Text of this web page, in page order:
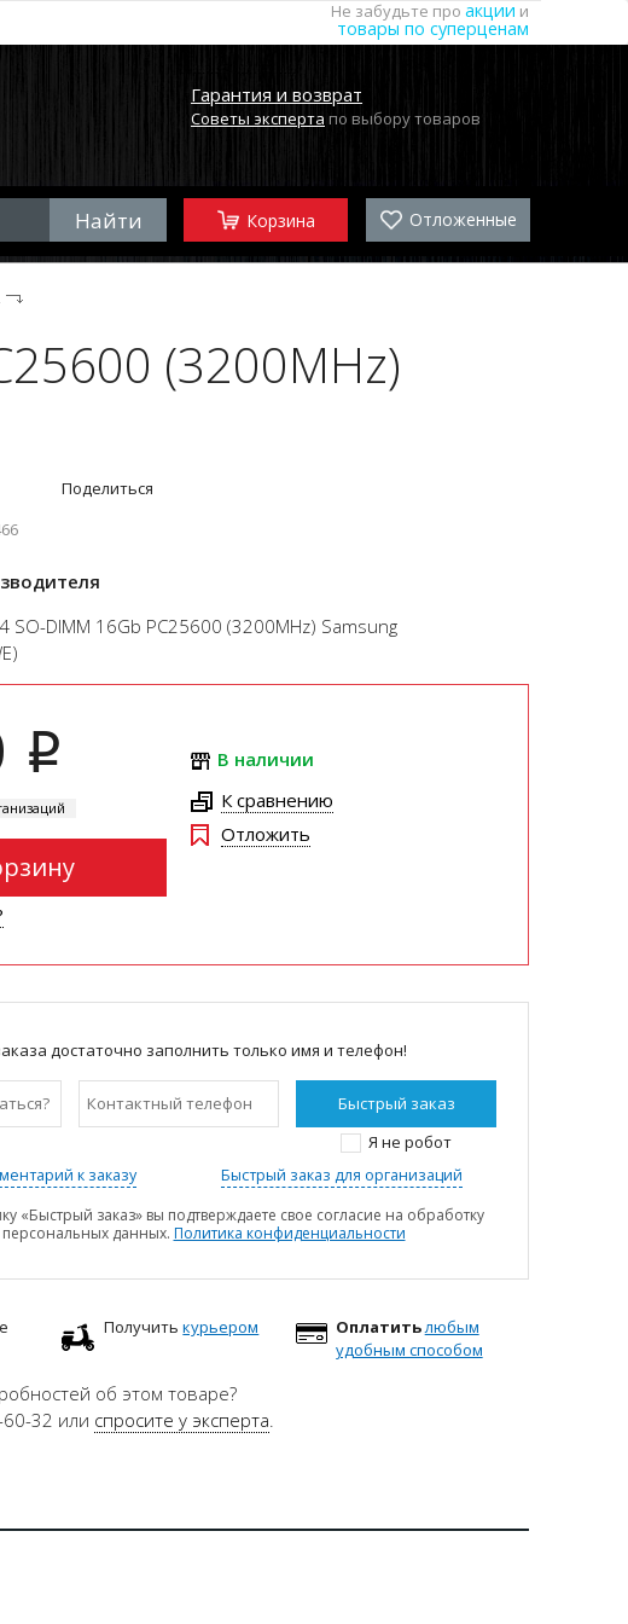
Не забудьте про акции и
товары по суперценам
Гарантия и возврат
Советы эксперта по выбору товаров
Корзина Отложенные
(3200MHz)
Поделиться
SO-DIMM 16Gb PC25600 (3200MHz) Samsung
i
В наличии
К сравнению
Отложить
достаточно заполнить только имя и телефон!
Я не робот
к заказу
Быстрый заказ для организаций
«Быстрый заказ» вы подтверждаете свое согласие на обработку
данных. Политика конфиденциальности
Получитькурьером Оплатитьлюбым
удобным способом
об этом товаре?
32 или спросите у эксперта.